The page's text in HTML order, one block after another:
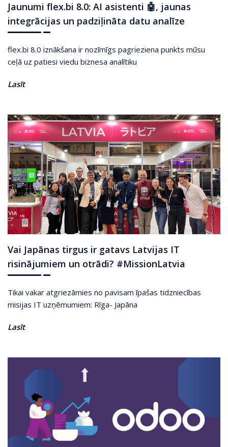
Jaunumi flex.bi 8.0: AI asistenti 🤖, jaunas
integrācijas un padziļināta datu analīze
flex.bi 8.0 iznākšana ir nozīmīgs pagrieziena punkts mūsu
ceļā uz patiesi viedu biznesa analītiku
Lasīt
Vai Japānas tirgus ir gatavs Latvijas IT
risinājumiem un otrādi? #MissionLatvia
Tikai vakar atgriezāmies no pavisam īpašas tidzniecības
misijas IT uzņēmumiem: Rīga- Japāna
Lasīt